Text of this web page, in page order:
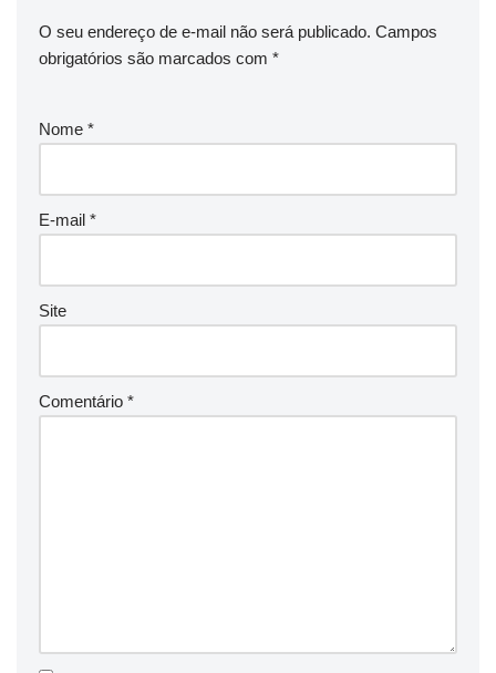
O seu endereço de e-mail não será publicado. Campos
obrigatórios são marcados com *
Nome *
E-mail *
Site
Comentário *